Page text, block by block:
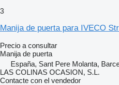
3
Manija de puerta para IVECO
Precio a consultar
Manija de puerta
España, Sant Pere Molanta,
LAS COLINAS OCASION, S.L.
Contacte con el vendedor